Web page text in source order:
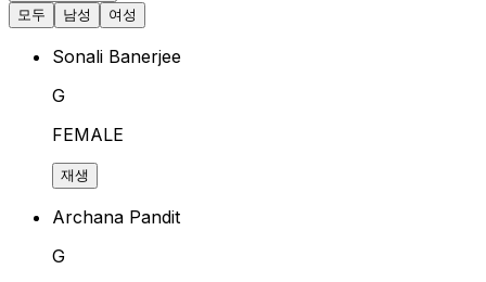
모두
남성 여성
Sonali Banerjee
G
FEMALE
재생
Archana Pandit
G